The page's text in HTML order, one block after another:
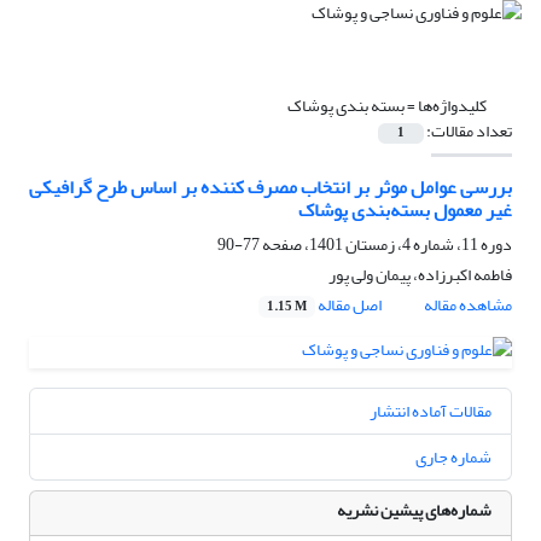
کلیدواژه‌ها =بسته بندی پوشاک
تعداد مقالات: 1
بررسی عوامل موثر بر انتخاب مصرف کننده بر اساس طرح گرافیکی
غیر معمول بسته‌بندی پوشاک
دوره 11، شماره 4، زمستان 1401، صفحه
77-90
فاطمه اکبرزاده، پیمان ولی پور
مشاهده مقاله
اصل مقاله 1.15 M
مقالات آماده انتشار
شماره جاری
شماره‌های پیشین نشریه